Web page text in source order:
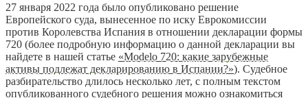
27 января 2022 года было опубликовано решение
Европейского суда, вынесенное по иску Еврокомиссии
против Королевства Испания в отношении декларации формы
720 (более подробную информацию о данной декларации вы
найдете в нашей статье «Modelo 720: какие зарубежные
активы подлежат декларированию в Испании?»). Судебное
разбирательство длилось несколько лет, с полным текстом
опубликованного судебного решения можно ознакомиться